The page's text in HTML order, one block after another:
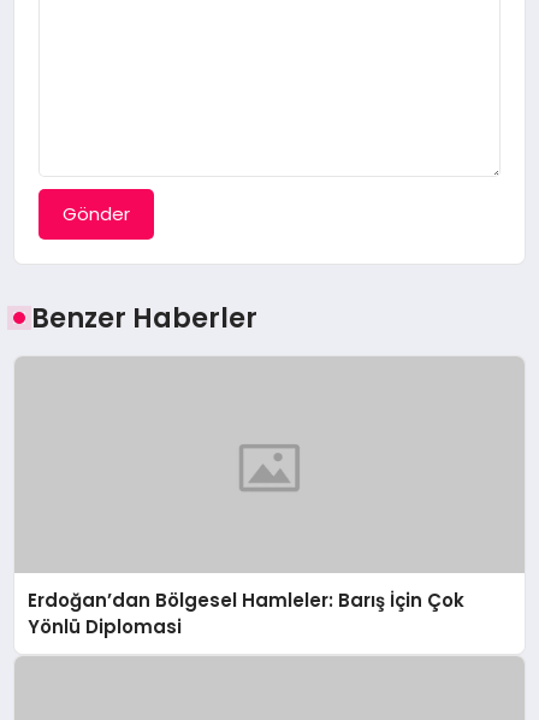
Gönder
Benzer Haberler
Erdoğan’dan Bölgesel Hamleler: Barış İçin Çok
Yönlü Diplomasi